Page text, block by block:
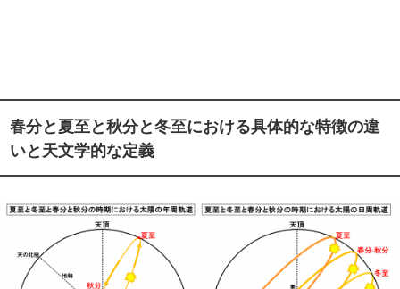
春分と夏至と秋分と冬至における具体的な特徴の違
いと天文学的な定義